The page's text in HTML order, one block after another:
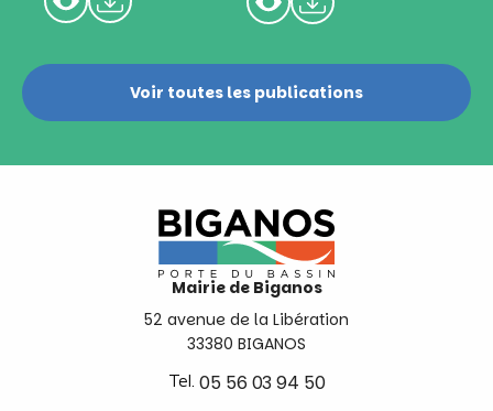
Voir toutes les publications
Mairie de Biganos
52 avenue de la Libération
33380 BIGANOS
Tel. 05 56 03 94 50